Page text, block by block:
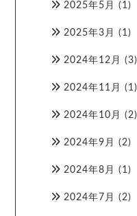
2025年5月 (1)
2025年3月 (1)
2024年12月 (3)
2024年11月 (1)
2024年10月 (2)
2024年9月 (2)
2024年8月 (1)
2024年7月 (2)